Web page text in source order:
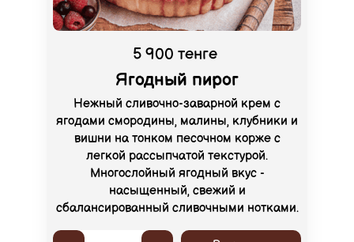
5 900 тенге
Ягодный пирог
Нежный сливочно-заварной крем с
ягодами смородины, малины, клубники и
вишни на тонком песочном корже с
легкой рассыпчатой текстурой.
Многослойный ягодный вкус -
насыщенный, свежий и
сбалансированный сливочными нотками.